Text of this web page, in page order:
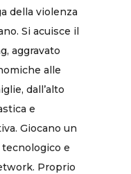
della violenza
Si acuisce il
aggravato
alle
dall’alto
e
Giocano un
e
Proprio